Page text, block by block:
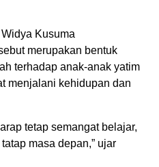
Kusuma
merupakan bentuk
terhadap anak-anak yatim
menjalani kehidupan dan
tetap semangat belajar,
masa depan,” ujar